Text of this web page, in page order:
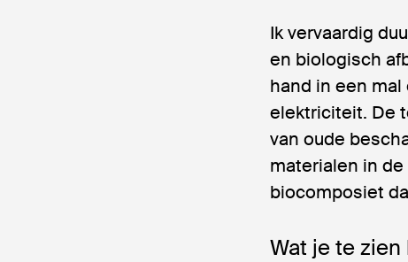
Ik vervaardig
en biologisch
hand in een
elektriciteit. De
van oude
materialen in
biocomposiet
Wat je te zien